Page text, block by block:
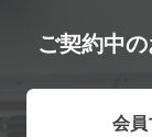
ご契約中
会員